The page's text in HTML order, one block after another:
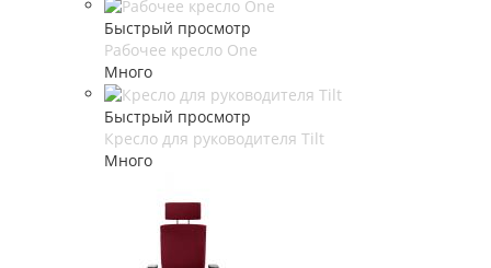
Быстрый просмотр
Рабочее кресло One
Много
Быстрый просмотр
Кресло для руководителя Tilt
Много